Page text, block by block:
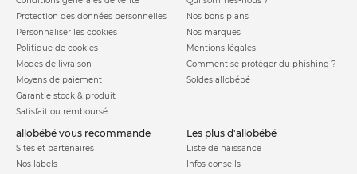
satisfaits. Son poids est donc un point majeur, notamment si
vous devez descendre et monter des marches avec le
dispositif. Sachez qu'à vide, ce type de poussette affiche un
poids comprisentre 20 et 30 kg.Si vous ajoutez à cela les
poids des bambins, vous comprendrez mieux que la fatigue
peut se sentir vite. Chez AlloBébé, nous vous avons
sélectionné des modèles de poussettes quadruples et plus
entièrementsur mesure et surtout très légers.
Protection des données personnelles
Personnaliser les cookies
Politique de cookies
Modes de livraison
Moyens de paiement
Garantie stock & produit
Satisfait ou remboursé
Nos bons plans
Nos marques
Mentions légales
Comment se protéger du phishing ?
Soldes allobébé
allobébé vous recommande
Sites et partenaires
Nos labels
les plus d'allobébé
Liste de naissance
Infos conseils